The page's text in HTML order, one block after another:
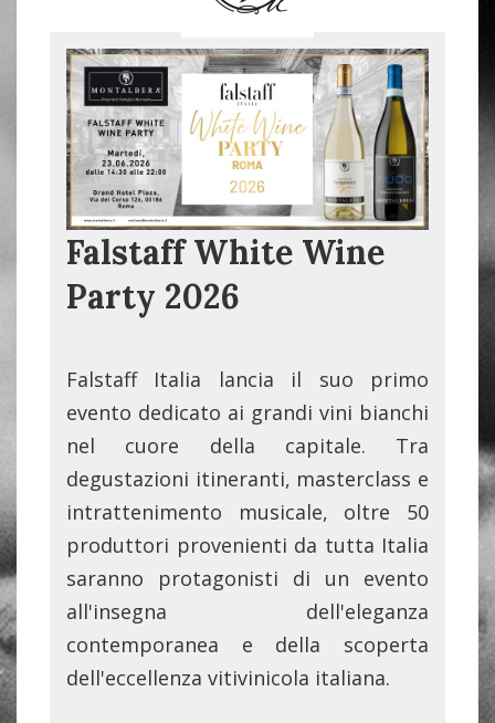
Falstaff White Wine
Party 2026
Falstaff Italia lancia il suo primo
evento dedicato ai grandi vini bianchi
nel cuore della capitale. Tra
degustazioni itineranti, masterclass e
intrattenimento musicale, oltre 50
produttori provenienti da tutta Italia
saranno protagonisti di un evento
all'insegna dell'eleganza
contemporanea e della scoperta
dell'eccellenza vitivinicola italiana.